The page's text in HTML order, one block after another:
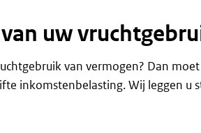
uw
van vermogen? Dan
inkomstenbelasting. Wij leggen u